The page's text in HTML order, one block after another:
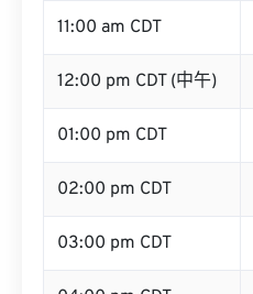
11:00 am CDT
12:00 pm CDT (中午)
01:00 pm CDT
02:00 pm CDT
03:00 pm CDT